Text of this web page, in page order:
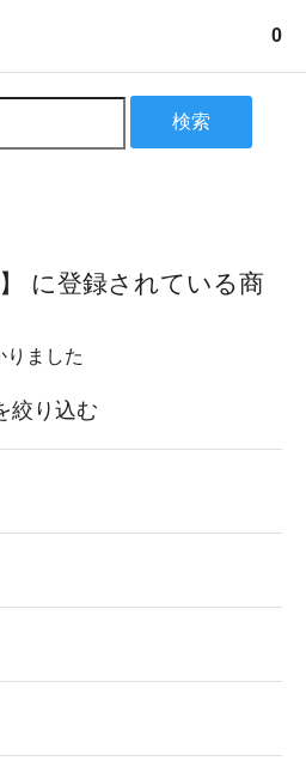
0
検索
に登録されている商
りました
絞り込む